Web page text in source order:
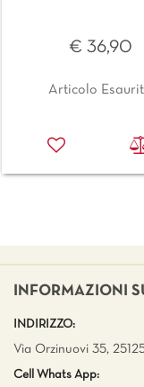
€ 36,90
Articolo
INFORMAZIONI
INDIRIZZO:
Via Orzinuovi 35,
Cell Whats App: